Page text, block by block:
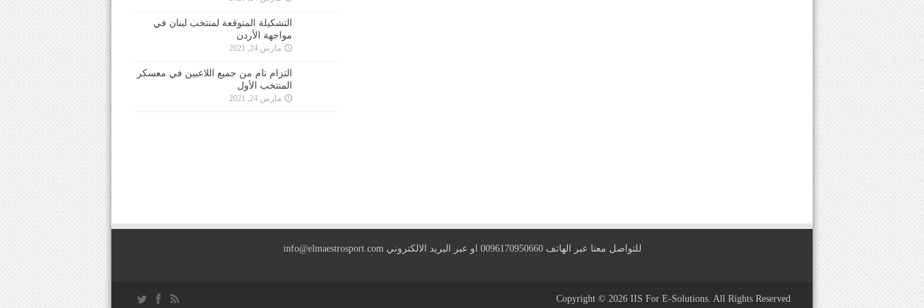
التشكيلة المتوقعة لمنتخب لبنان في
مواجهة الأردن
مارس 24, 2021
التزام تام من جميع اللاعبين في معسكر
المنتخب الأول
مارس 24, 2021
للتواصل معنا عبر الهاتف 0096170950660 او عبر البريد الالكتروني info@elmaestrosport.com
Copyright © 2026 IIS For E-Solutions. All Rights Reserved